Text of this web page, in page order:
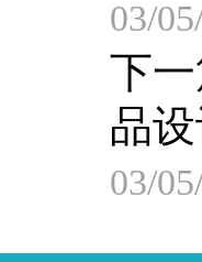
03/
下一
品
03/